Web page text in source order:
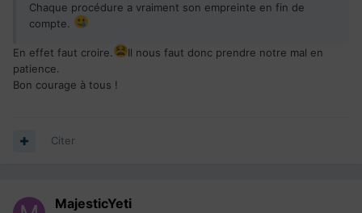
Chaque procédure a vraiment son empreinte en fin de
compte.
En effet faut croire.
Il nous faut donc prendre notre mal en
patience.
Bon courage à tous !
Citer
MajesticYeti